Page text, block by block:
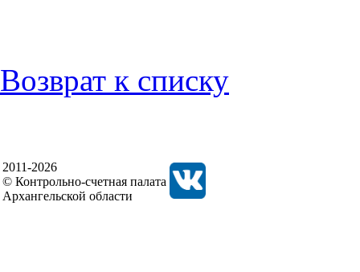
Возврат к списку
2011-2026
© Контрольно-счетная палата
Архангельской области